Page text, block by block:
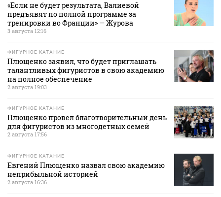
«Если не будет результата, Валиевой
предъявят по полной программе за
тренировки во Франции» — Журова
3 августа 12:16
ФИГУРНОЕ КАТАНИЕ
Плющенко заявил, что будет приглашать
талантливых фигуристов в свою академию
на полное обеспечение
2 августа 19:03
ФИГУРНОЕ КАТАНИЕ
Плющенко провел благотворительный день
для фигуристов из многодетных семей
2 августа 17:56
ФИГУРНОЕ КАТАНИЕ
Евгений Плющенко назвал свою академию
неприбыльной историей
2 августа 16:36